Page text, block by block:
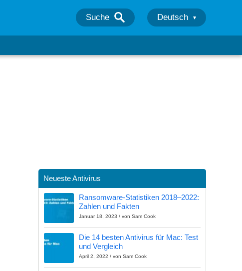
Suche Deutsch
Neueste Antivirus
Ransomware-Statistiken 2018–2022:
Zahlen und Fakten
Januar 18, 2023 / von Sam Cook
Die 14 besten Antivirus für Mac: Test
und Vergleich
April 2, 2022 / von Sam Cook